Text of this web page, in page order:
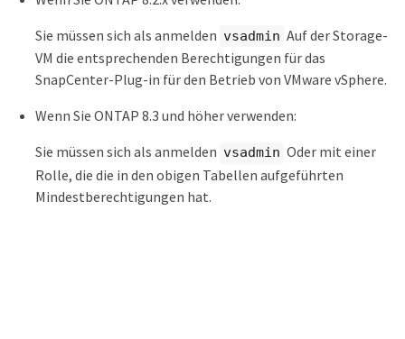
Sie müssen sich als anmelden vsadmin Auf der Storage-
VM die entsprechenden Berechtigungen für das
SnapCenter-Plug-in für den Betrieb von VMware vSphere.
Wenn Sie ONTAP 8.3 und höher verwenden:
Sie müssen sich als anmelden vsadmin Oder mit einer
Rolle, die die in den obigen Tabellen aufgeführten
Mindestberechtigungen hat.